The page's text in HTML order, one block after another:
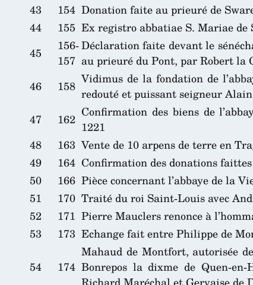
43
154 Donation faite au prieuré de
44
155 Ex registro abbatiae S. Mariae
45
156-
157
Déclaration faite devant le
au prieuré du Pont, par Robert la
46
158 Vidimus de la fondation de
redouté et puissant seigneur
47
162 Confirmation des biens de
1221
48
163 Vente de 10 arpens de terre en
49
164 Confirmation des donations
50
166 Pièce concernant l’abbaye de la
51
170 Traité du roi Saint-Louis avec
52
171 Pierre Mauclers renonce à
53
173 Echange fait entre Philippe de
54 174
Mahaud de Montfort, autorisée
Bonrepos la dixme de Quen-